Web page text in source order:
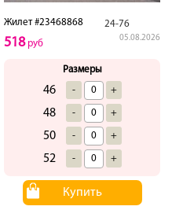
Жилет #23468868 24-76
05.08.2026
518руб
Размеры
46 - +
48 - +
50 - +
52 - +
Купить